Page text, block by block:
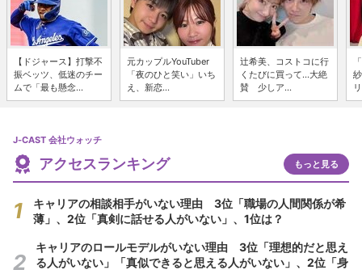
【ドジャース】打撃不
振ベッツ、低迷のチー
ムで「最も懸念...
元カップルYouTuber
「夜のひと笑い」いち
え、新恋...
辻希美、コストコに行
くたびに買って...大絶
賛 少しア...
J-CAST 会社ウォッチ
アクセスランキング もっと見る
キャリアの相談相手がいない理由 3位「職場の人間関係が希
薄」、2位「真剣に話せる人がいない」、1位は？
キャリアのロールモデルがいない理由 3位「理想的だと思え
る人がいない」「真似できると思える人がいない」、2位「身